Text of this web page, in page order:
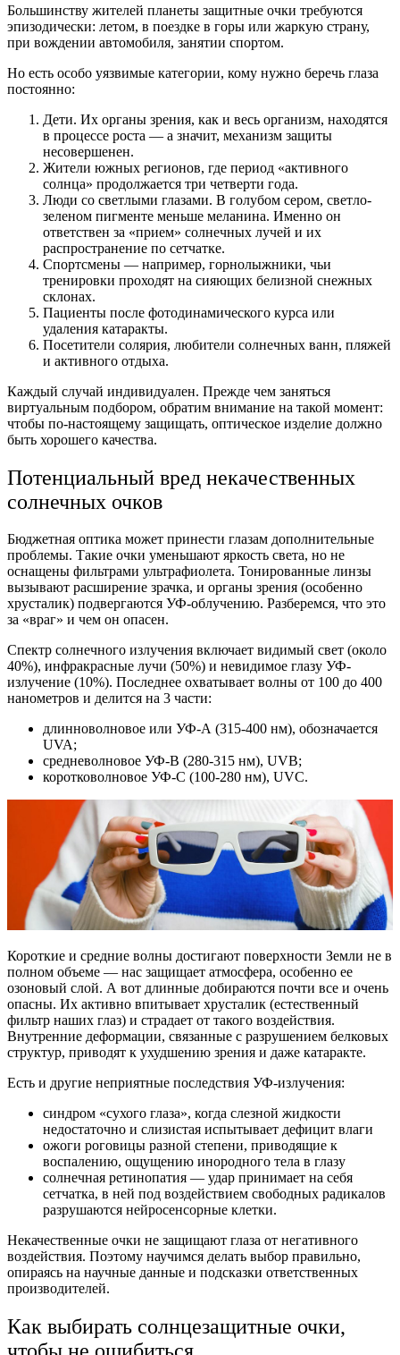
Большинству жителей планеты защитные очки требуются
эпизодически: летом, в поездке в горы или жаркую страну,
при вождении автомобиля, занятии спортом.
Но есть особо уязвимые категории, кому нужно беречь глаза
постоянно:
Дети. Их органы зрения, как и весь организм, находятся
в процессе роста — а значит, механизм защиты
несовершенен.
Жители южных регионов, где период «активного
солнца» продолжается три четверти года.
Люди со светлыми глазами. В голубом сером, светло-
зеленом пигменте меньше меланина. Именно он
ответствен за «прием» солнечных лучей и их
распространение по сетчатке.
Спортсмены — например, горнолыжники, чьи
тренировки проходят на сияющих белизной снежных
склонах.
Пациенты после фотодинамического курса или
удаления катаракты.
Посетители солярия, любители солнечных ванн, пляжей
и активного отдыха.
Каждый случай индивидуален. Прежде чем заняться
виртуальным подбором, обратим внимание на такой момент:
чтобы по-настоящему защищать, оптическое изделие должно
быть хорошего качества.
Потенциальный вред некачественных
солнечных очков
Бюджетная оптика может принести глазам дополнительные
проблемы. Такие очки уменьшают яркость света, но не
оснащены фильтрами ультрафиолета. Тонированные линзы
вызывают расширение зрачка, и органы зрения (особенно
хрусталик) подвергаются УФ-облучению. Разберемся, что это
за «враг» и чем он опасен.
Спектр солнечного излучения включает видимый свет (около
40%), инфракрасные лучи (50%) и невидимое глазу УФ-
излучение (10%). Последнее охватывает волны от 100 до 400
нанометров и делится на 3 части:
длинноволновое или УФ-А (315-400 нм), обозначается
UVA;
средневолновое УФ-B (280-315 нм), UVB;
коротковолновое УФ-C (100-280 нм), UVC.
Короткие и средние волны достигают поверхности Земли не в
полном объеме — нас защищает атмосфера, особенно ее
озоновый слой. А вот длинные добираются почти все и очень
опасны. Их активно впитывает хрусталик (естественный
фильтр наших глаз) и страдает от такого воздействия.
Внутренние деформации, связанные с разрушением белковых
структур, приводят к ухудшению зрения и даже катаракте.
Есть и другие неприятные последствия УФ-излучения:
синдром «сухого глаза», когда слезной жидкости
недостаточно и слизистая испытывает дефицит влаги
ожоги роговицы разной степени, приводящие к
воспалению, ощущению инородного тела в глазу
солнечная ретинопатия — удар принимает на себя
сетчатка, в ней под воздействием свободных радикалов
разрушаются нейросенсорные клетки.
Некачественные очки не защищают глаза от негативного
воздействия. Поэтому научимся делать выбор правильно,
опираясь на научные данные и подсказки ответственных
производителей.
Как выбирать солнцезащитные очки,